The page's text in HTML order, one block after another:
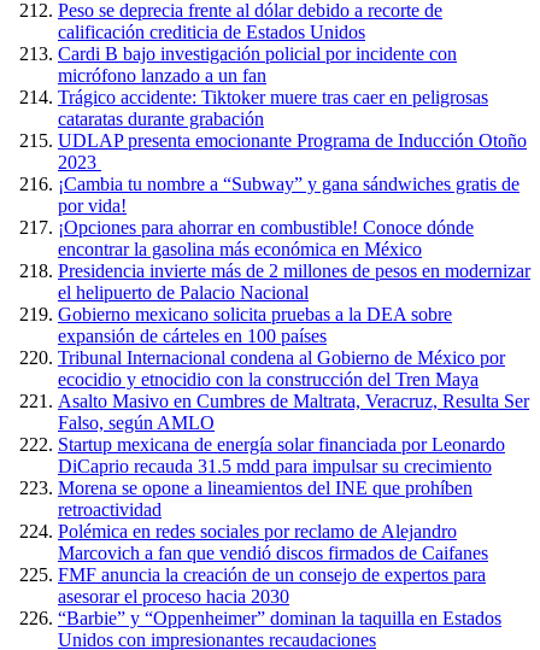
Peso se deprecia frente al dólar debido a recorte de
calificación crediticia de Estados Unidos
Cardi B bajo investigación policial por incidente con
micrófono lanzado a un fan
Trágico accidente: Tiktoker muere tras caer en peligrosas
cataratas durante grabación
UDLAP presenta emocionante Programa de Inducción Otoño
2023
¡Cambia tu nombre a “Subway” y gana sándwiches gratis de
por vida!
¡Opciones para ahorrar en combustible! Conoce dónde
encontrar la gasolina más económica en México
Presidencia invierte más de 2 millones de pesos en modernizar
el helipuerto de Palacio Nacional
Gobierno mexicano solicita pruebas a la DEA sobre
expansión de cárteles en 100 países
Tribunal Internacional condena al Gobierno de México por
ecocidio y etnocidio con la construcción del Tren Maya
Asalto Masivo en Cumbres de Maltrata, Veracruz, Resulta Ser
Falso, según AMLO
Startup mexicana de energía solar financiada por Leonardo
DiCaprio recauda 31.5 mdd para impulsar su crecimiento
Morena se opone a lineamientos del INE que prohíben
retroactividad
Polémica en redes sociales por reclamo de Alejandro
Marcovich a fan que vendió discos firmados de Caifanes
FMF anuncia la creación de un consejo de expertos para
asesorar el proceso hacia 2030
“Barbie” y “Oppenheimer” dominan la taquilla en Estados
Unidos con impresionantes recaudaciones